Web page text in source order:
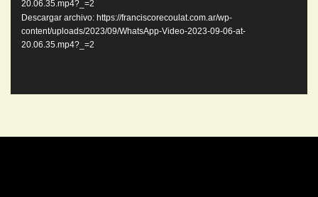
20.06.35.mp4?_=2
Descargar archivo: https://franciscorecoulat.com.ar/wp-
content/uploads/2023/09/WhatsApp-Video-2023-09-06-at-
20.06.35.mp4?_=2